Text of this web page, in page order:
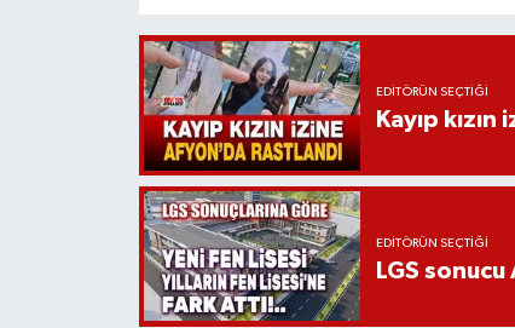
EDITÖRÜN SEÇTIĞI
Kayıp
EDITÖRÜN SEÇTIĞI
LGS